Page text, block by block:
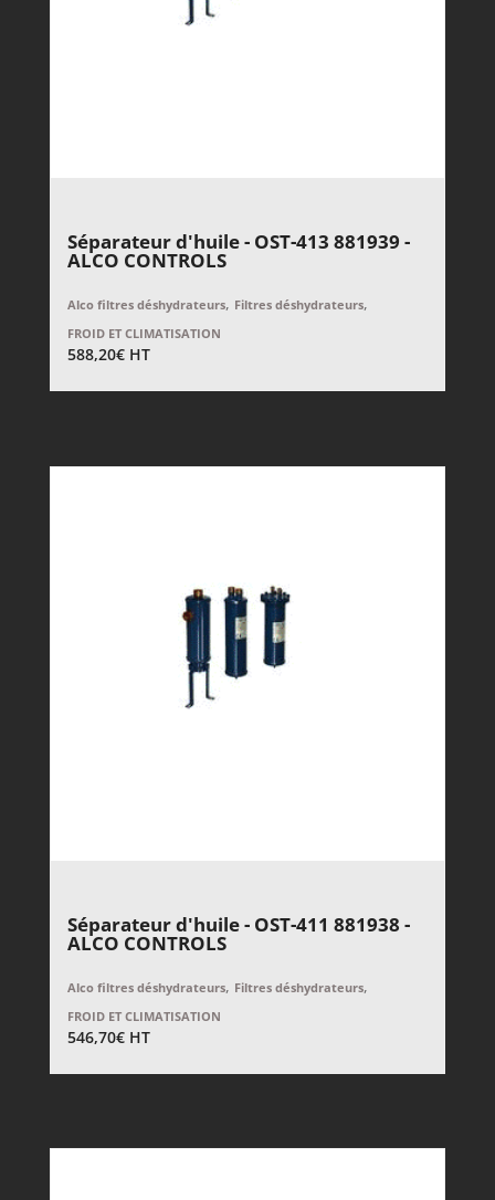
Séparateur d'huile - OST-413 881939 -
ALCO CONTROLS
Alco filtres déshydrateurs, Filtres déshydrateurs,
FROID ET CLIMATISATION
588,20€ HT
Séparateur d'huile - OST-411 881938 -
ALCO CONTROLS
Alco filtres déshydrateurs, Filtres déshydrateurs,
FROID ET CLIMATISATION
546,70€ HT